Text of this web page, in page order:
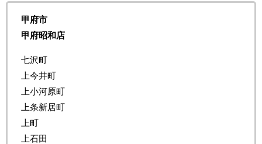
甲府市
甲府昭和店
七沢町
上今井町
上小河原町
上条新居町
上町
上石田